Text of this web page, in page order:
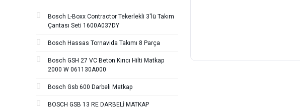
Bosch L-Boxx Contractor Tekerlekli 3'lü Takım
Çantası Seti 1600A037DY
Bosch Hassas Tornavida Takımı 8 Parça
Bosch GSH 27 VC Beton Kırıcı Hilti Matkap
2000 W 061130A000
Bosch Gsb 600 Darbeli Matkap
BOSCH GSB 13 RE DARBELİ MATKAP